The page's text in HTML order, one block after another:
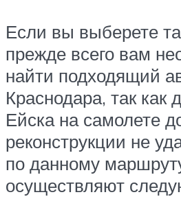
Если вы выберете
прежде всего вам
найти подходящий
Краснодара, так как
Ейска на самолете
реконструкции не
по данному
осуществляют